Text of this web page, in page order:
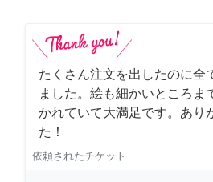
たくさん注文を出したのに全
ました。絵も細かいところま
かれていて大満足です。あり
た！
依頼されたチケット